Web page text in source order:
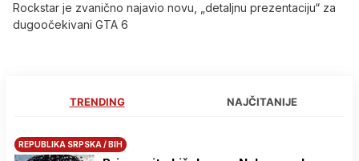
Rockstar je zvanično najavio novu, „detaljnu prezentaciju“ za
dugoočekivani GTA 6
TRENDING NAJČITANIJE
REPUBLIKA SRPSKA / BIH